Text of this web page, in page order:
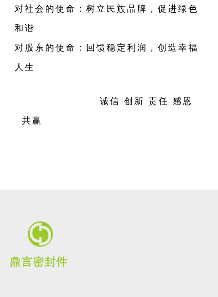
对社会的使命：树立民族品牌，促进绿色
和谐
对股东的使命：回馈稳定利润，创造幸福
人生
诚信 创新 责任 感恩
共赢